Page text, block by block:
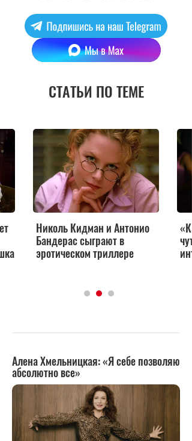
СТАТЬИ ПО ТЕМЕ
Николь Кидман и Антонио
Бандерас сыграют в
эротическом триллере